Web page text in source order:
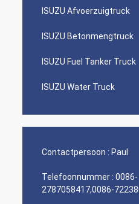
ISUZU Afvoerzuigtruck
ISUZU Betonmengtruck
ISUZU Fuel Tanker Truck
ISUZU Water Truck
Contactpersoon : Paul
Telefoonnummer : 0086-
2787058417,0086-